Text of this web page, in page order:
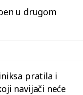
u drugom
pratila i
navijači neće